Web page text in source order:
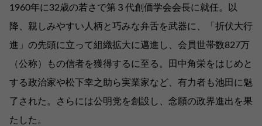
1960年に32歳の若さで第３代創価学会会長に就任。以
降、親しみやすい人柄と巧みな弁舌を武器に、「折伏大行
進」の先頭に立って組織拡大に邁進し、会員世帯数827万
（公称）もの信者を獲得するに至る。田中角栄をはじめと
する政治家や松下幸之助ら実業家など、有力者も池田に魅
了された。さらには公明党を創設し、念願の政界進出を果
たした。